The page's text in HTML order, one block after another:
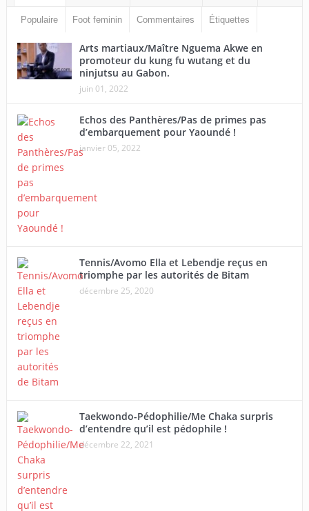
Populaire Foot feminin Commentaires Étiquettes
Arts martiaux/Maître Nguema Akwe en
promoteur du kung fu wutang et du
ninjutsu au Gabon.
juin 01, 2022
Echos des Panthères/Pas de primes pas
d’embarquement pour Yaoundé !
janvier 05, 2022
Tennis/Avomo Ella et Lebendje reçus en
triomphe par les autorités de Bitam
décembre 25, 2020
Taekwondo-Pédophilie/Me Chaka surpris
d’entendre qu’il est pédophile !
décembre 22, 2021